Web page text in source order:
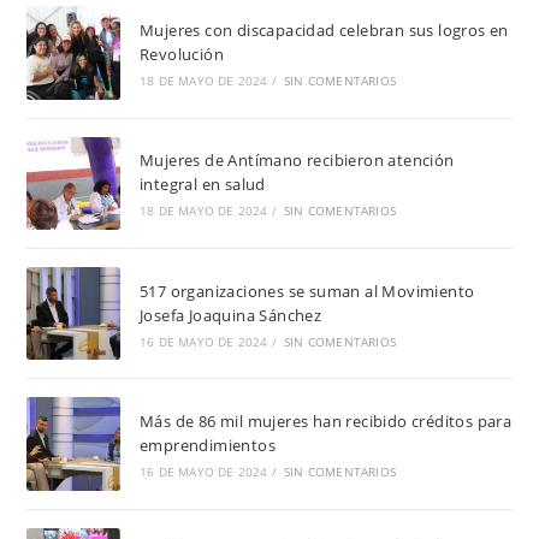
Mujeres con discapacidad celebran sus logros en
Revolución
18 DE MAYO DE 2024 / SIN COMENTARIOS
Mujeres de Antímano recibieron atención
integral en salud
18 DE MAYO DE 2024 / SIN COMENTARIOS
517 organizaciones se suman al Movimiento
Josefa Joaquina Sánchez
16 DE MAYO DE 2024 / SIN COMENTARIOS
Más de 86 mil mujeres han recibido créditos para
emprendimientos
16 DE MAYO DE 2024 / SIN COMENTARIOS